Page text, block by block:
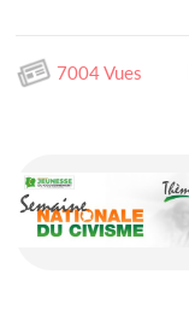
7004 Vues